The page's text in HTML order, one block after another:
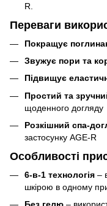
R.
Переваги
Покращує
Звужує пори та
Підвищує
Простий та
щоденного догляду
Розкішний спа-
застосунку AGE-R
Особливості
6-в-1 технологія –
шкірою в одному